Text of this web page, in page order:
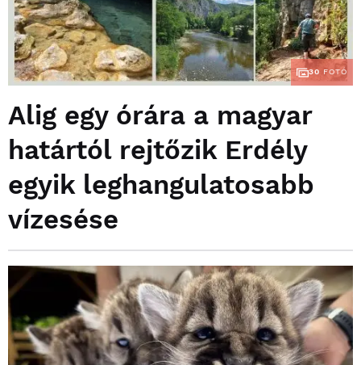
30 FOTÓ
Alig egy órára a magyar
határtól rejtőzik Erdély
egyik leghangulatosabb
vízesése